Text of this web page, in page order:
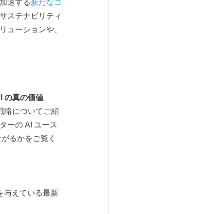
速する新たなコ
ステナビリティ
ューションや、
の真の価値
略についてご紹
ーの AI ユース
るかをご覧く
与えている最新